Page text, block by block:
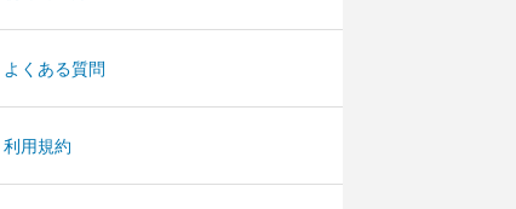
よくある質問
利用規約